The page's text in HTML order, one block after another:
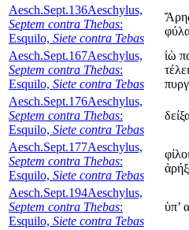
Aesch.Sept.136Aeschylus,
Septem contra Thebas:
Esquilo, Siete contra Tebas
Aesch.Sept.167Aeschylus,
Septem contra Thebas:
Esquilo, Siete contra Tebas
ἰὼ
Aesch.Sept.176Aeschylus,
Septem contra Thebas:
Esquilo, Siete contra Tebas
Aesch.Sept.177Aeschylus,
Septem contra Thebas:
Esquilo, Siete contra Tebas
Aesch.Sept.194Aeschylus,
Septem contra Thebas:
Esquilo, Siete contra Tebas
ὑπ’